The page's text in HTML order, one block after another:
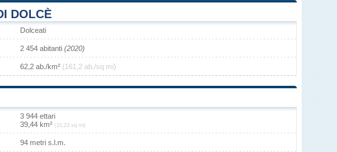
DOLCÈ
Dolceati
2 454 abitanti (2020)
62,2 ab./km² (161,2 ab./sq mi)
3 944 ettari
39,44 km² (15,23 sq mi)
94 metri s.l.m.